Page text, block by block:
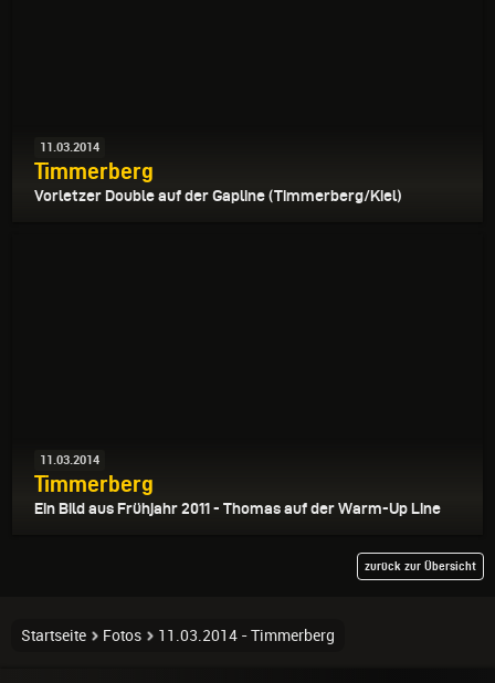
11.03.2014
Timmerberg
Vorletzer Double auf der Gapline (Timmerberg/Kiel)
11.03.2014
Timmerberg
Ein Bild aus Frühjahr 2011 - Thomas auf der Warm-Up Line
zurück zur Übersicht
Startseite Fotos 11.03.2014 - Timmerberg